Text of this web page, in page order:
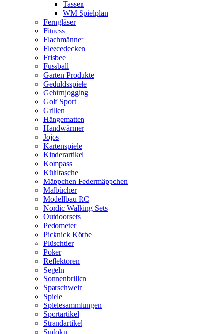
Tassen
WM Spielplan
Ferngläser
Fitness
Flachmänner
Fleecedecken
Frisbee
Fussball
Garten Produkte
Geduldsspiele
Gehirnjogging
Golf Sport
Grillen
Hängematten
Handwärmer
Jojos
Kartenspiele
Kinderartikel
Kompass
Kühltasche
Mäppchen Federmäppchen
Malbücher
Modellbau RC
Nordic Walking Sets
Outdoorsets
Pedometer
Picknick Körbe
Plüschtier
Poker
Reflektoren
Segeln
Sonnenbrillen
Sparschwein
Spiele
Spielesammlungen
Sportartikel
Strandartikel
Sudoku